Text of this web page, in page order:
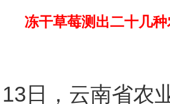
冻干草莓测出二十几
，云南省农业